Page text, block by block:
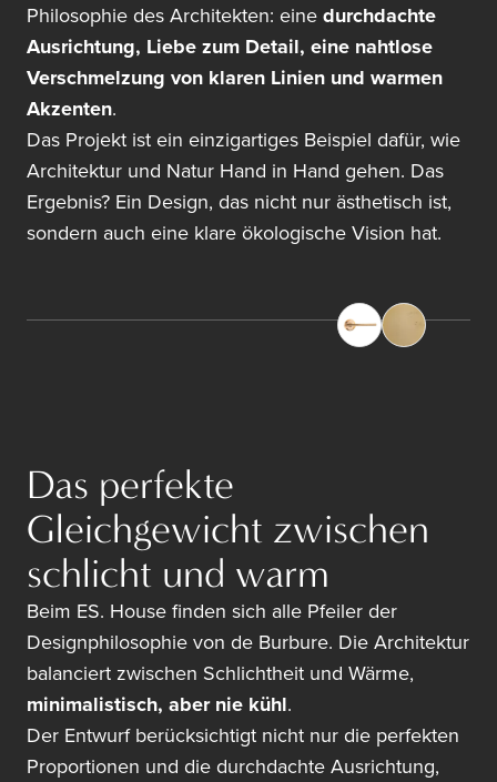
Philosophie des Architekten: eine durchdachte
Ausrichtung, Liebe zum Detail, eine nahtlose
Verschmelzung von klaren Linien und warmen
Akzenten.
Das Projekt ist ein einzigartiges Beispiel dafür, wie
Architektur und Natur Hand in Hand gehen. Das
Ergebnis? Ein Design, das nicht nur ästhetisch ist,
sondern auch eine klare ökologische Vision hat.
Das perfekte
Gleichgewicht zwischen
schlicht und warm
Beim ES. House finden sich alle Pfeiler der
Designphilosophie von de Burbure. Die Architektur
balanciert zwischen Schlichtheit und Wärme,
minimalistisch, aber nie kühl.
Der Entwurf berücksichtigt nicht nur die perfekten
Proportionen und die durchdachte Ausrichtung,